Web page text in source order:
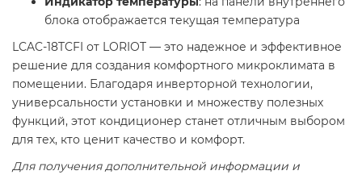
блока отображается текущая температура
LCAC-18TCFI от LORIOT — это надежное и эффективное
решение для создания комфортного микроклимата в
помещении. Благодаря инверторной технологии,
универсальности установки и множеству полезных
функций, этот кондиционер станет отличным выбором
для тех, кто ценит качество и комфорт.
Для получения дополнительной информации и